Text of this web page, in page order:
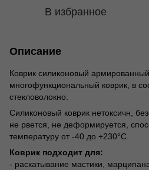
В избранное
Описание
Коврик силиконовый
многофункциональный коврик, в
стекловолокно.
Силиконовый коврик нетоксичн,
не рвется, не деформируется,
температуру от -40 до +230°С.
Коврик подходит для:
- раскатывание мастики,